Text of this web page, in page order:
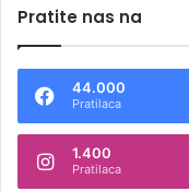
Pratite nas na
44.000
Pratilaca
1.400
Pratilaca